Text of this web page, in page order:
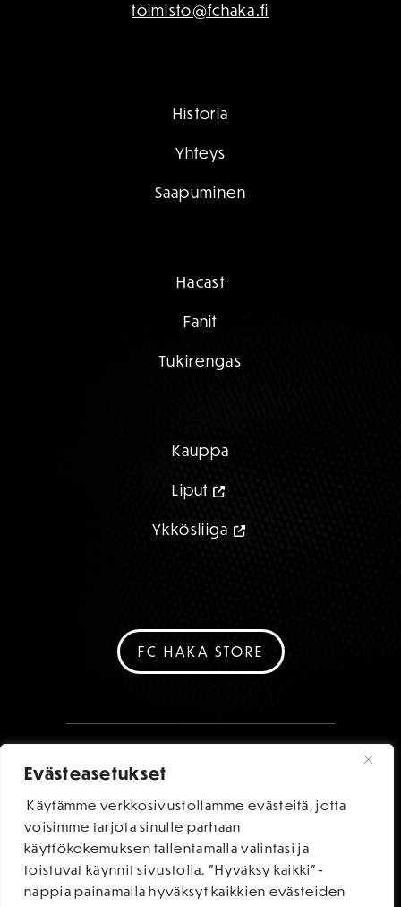
Evästeasetukset
Käytämme verkkosivustollamme evästeitä, jotta
voisimme tarjota sinulle parhaan
käyttökokemuksen tallentamalla valintasi ja
toistuvat käynnit sivustolla. "Hyväksy kaikki"-
nappia painamalla hyväksyt kaikkien evästeiden
toimisto@fchaka.fi
Historia
Yhteys
Saapuminen
Hacast
Fanit
Tukirengas
Kauppa
Liput
Ykkösliiga
FC HAKA STORE